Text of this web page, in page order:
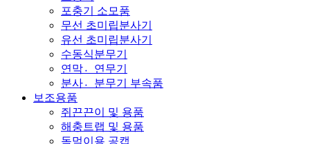
포충기 소모품
무선 초미립분사기
유선 초미립분사기
수동식분무기
연막연〮무기
분사분〮무기 부속품
보조용품
쥐끈끈이 및 용품
해충트랩 및 용품
독먹이용 공캡